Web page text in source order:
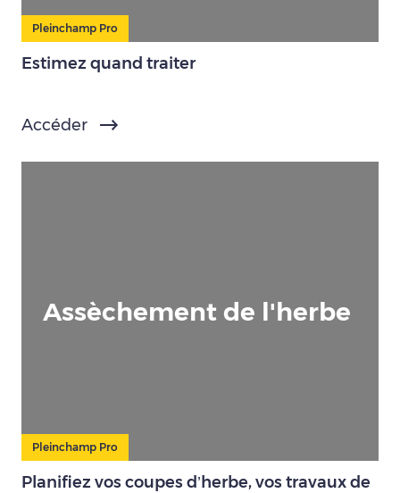
Pleinchamp Pro
Estimez quand traiter
Accéder
Assèchement de l'herbe
Pleinchamp Pro
Planifiez vos coupes d’herbe, vos travaux de